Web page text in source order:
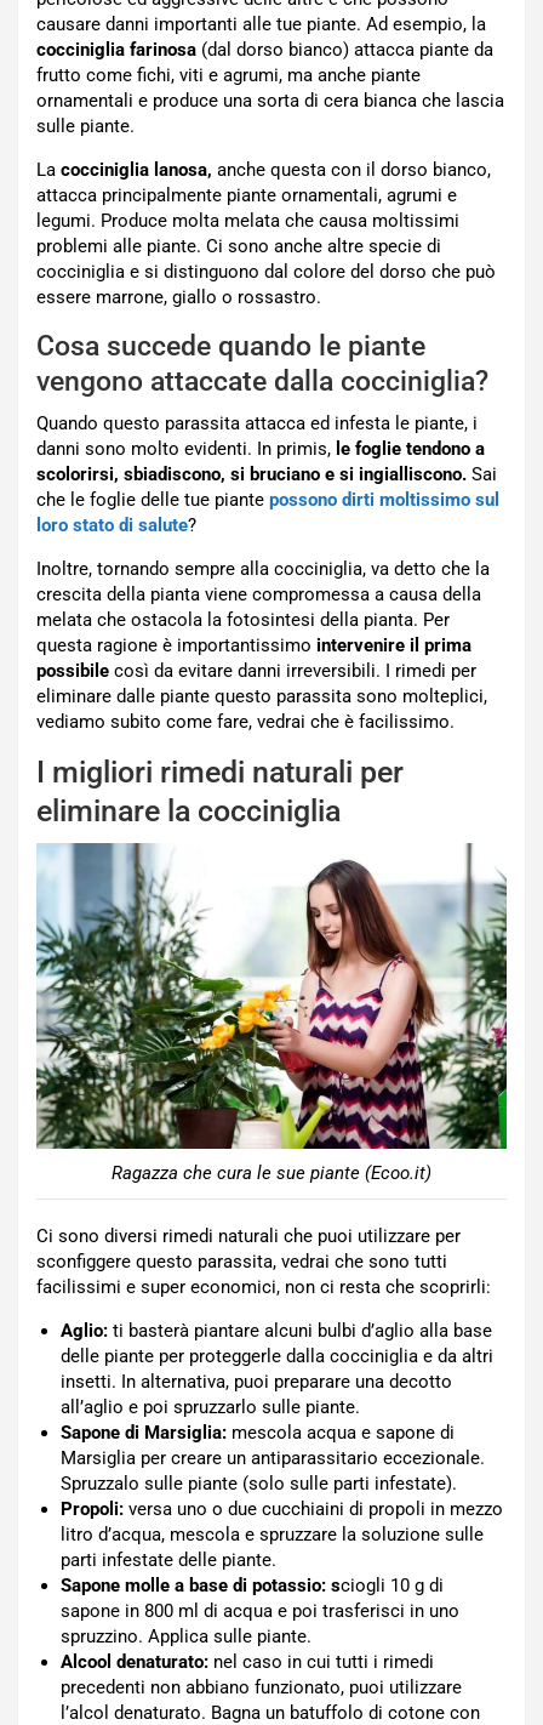
causare danni importanti alle tue piante. Ad esempio, la
cocciniglia farinosa (dal dorso bianco) attacca piante da
frutto come fichi, viti e agrumi, ma anche piante
ornamentali e produce una sorta di cera bianca che lascia
sulle piante.
La cocciniglia lanosa, anche questa con il dorso bianco,
attacca principalmente piante ornamentali, agrumi e
legumi. Produce molta melata che causa moltissimi
problemi alle piante. Ci sono anche altre specie di
cocciniglia e si distinguono dal colore del dorso che può
essere marrone, giallo o rossastro.
Cosa succede quando le piante
vengono attaccate dalla cocciniglia?
Quando questo parassita attacca ed infesta le piante, i
danni sono molto evidenti. In primis, le foglie tendono a
scolorirsi, sbiadiscono, si bruciano e si ingialliscono. Sai
che le foglie delle tue piante possono dirti moltissimo sul
loro stato di salute?
Inoltre, tornando sempre alla cocciniglia, va detto che la
crescita della pianta viene compromessa a causa della
melata che ostacola la fotosintesi della pianta. Per
questa ragione è importantissimo intervenire il prima
possibile così da evitare danni irreversibili. I rimedi per
eliminare dalle piante questo parassita sono molteplici,
vediamo subito come fare, vedrai che è facilissimo.
I migliori rimedi naturali per
eliminare la cocciniglia
Ragazza che cura le sue piante (Ecoo.it)
Ci sono diversi rimedi naturali che puoi utilizzare per
sconfiggere questo parassita, vedrai che sono tutti
facilissimi e super economici, non ci resta che scoprirli:
Aglio: ti basterà piantare alcuni bulbi d’aglio alla base
delle piante per proteggerle dalla cocciniglia e da altri
insetti. In alternativa, puoi preparare una decotto
all’aglio e poi spruzzarlo sulle piante.
Sapone di Marsiglia: mescola acqua e sapone di
Marsiglia per creare un antiparassitario eccezionale.
Spruzzalo sulle piante (solo sulle parti infestate).
Propoli: versa uno o due cucchiaini di propoli in mezzo
litro d’acqua, mescola e spruzzare la soluzione sulle
parti infestate delle piante.
Sapone molle a base di potassio: sciogli 10 g di
sapone in 800 ml di acqua e poi trasferisci in uno
spruzzino. Applica sulle piante.
Alcool denaturato: nel caso in cui tutti i rimedi
precedenti non abbiano funzionato, puoi utilizzare
l’alcol denaturato. Bagna un batuffolo di cotone con